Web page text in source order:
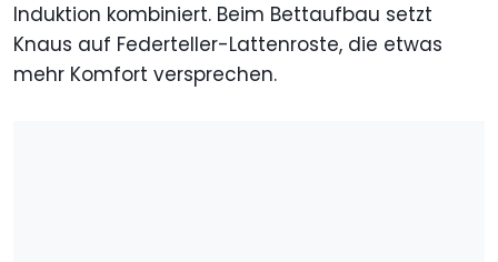
Induktion kombiniert. Beim Bettaufbau setzt
Knaus auf Federteller-Lattenroste, die etwas
mehr Komfort versprechen.